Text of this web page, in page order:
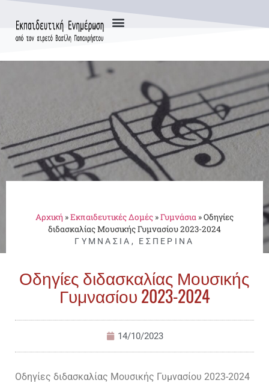
Αρχική »Εκπαιδευτικές Δομές »Γυμνάσια »Οδηγίες
διδασκαλίας Μουσικής Γυμνασίου 2023-2024
ΓΥΜΝΆΣΙΑ , ΕΣΠΕΡΙΝΆ
Οδηγίες διδασκαλίας Μουσικής
Γυμνασίου 2023-2024
14/10/2023
Οδηγίες διδασκαλίας Μουσικής Γυμνασίου 2023-2024